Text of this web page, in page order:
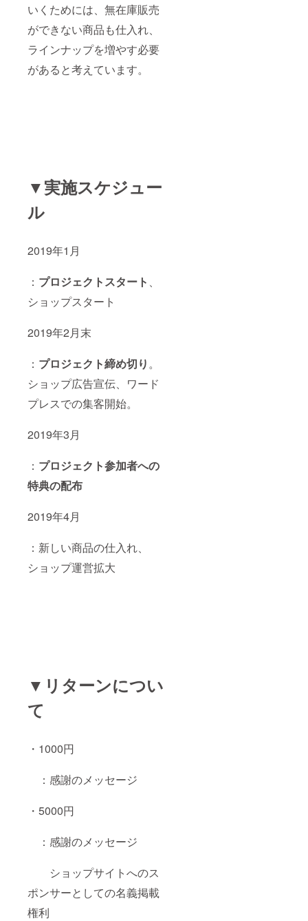
いくためには、無在庫販売
ができない商品も仕入れ、
ラインナップを増やす必要
があると考えています。
▼実施スケジュー
ル
2019年1月
： プロジェクトスタート
ショップスタート
2019年2月末
： プロジェクト締め切り 。
ショップ広告宣伝、ワード
プレスでの集客開始。
2019年3月
： プロジェクト参加者への
特典の配布
2019年4月
：新しい商品の仕入れ、
ショップ運営拡大
▼リターンについ
て
・1000円
：感謝のメッセージ
・5000円
：感謝のメッセージ
ショップサイトへのス
ポンサーとしての名義掲載
権利